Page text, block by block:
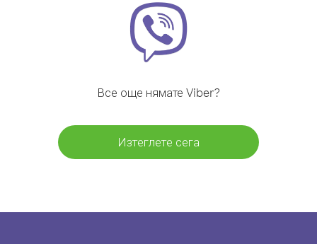
Все още нямате Viber?
Изтеглете сега